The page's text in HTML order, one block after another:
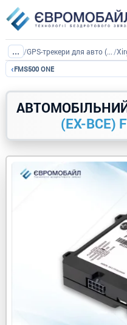
... / GPS-трекери для авто (дротові) /
‹FMS500 ONE
(EX-BCE)